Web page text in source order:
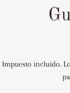
Impuesto incluido.